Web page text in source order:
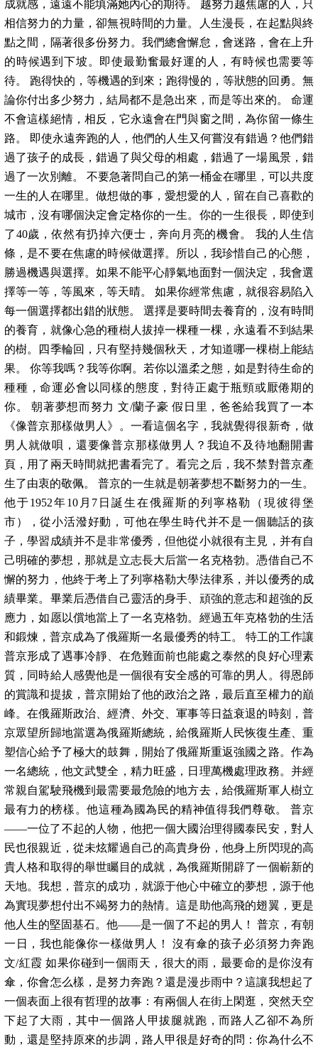
成就感，遠遠不能填滿她內心的期待。 越努力越焦慮的人，只
相信努力的力量，卻無視時間的力量。人生漫長，在起點與終
點之間，隔著很多份努力。我們總會懈怠，會迷路，會在上升
的時候遇到下坡。即使最勤奮最好運的人，有時候也需要等
待。 跑得快的，等機遇的到來；跑得慢的，等狀態的回勇。無
論你付出多少努力，結局都不是急出來，而是等出來的。 命運
不會這樣絕情，相反，它永遠會在門與窗之間，為你留一條生
路。 即使永遠奔跑的人，他們的人生又何嘗沒有錯過？他們錯
過了孩子的成長，錯過了與父母的相處，錯過了一場風景，錯
過了一次別離。 不要急著問自己的第一桶金在哪里，可以共度
一生的人在哪里。做想做的事，愛想愛的人，留在自己喜歡的
城市，沒有哪個決定會定格你的一生。你的一生很長，即使到
了40歲，依然有扔掉六便士，奔向月亮的機會。 我的人生信
條，是不要在焦慮的時候做選擇。所以，我珍惜自己的心態，
勝過機遇與選擇。如果不能平心靜氣地面對一個決定，我會選
擇等一等，等風來，等天晴。 如果你經常焦慮，就很容易陷入
每一個選擇都出錯的狀態。 選擇是要時間去養育的，沒有時間
的養育，就像心急的種樹人拔掉一棵種一棵，永遠看不到結果
的樹。四季輪回，只有堅持幾個秋天，才知道哪一棵樹上能結
果。 你等我嗎？我等你啊。若你以溫柔之態，如是對待生命的
種種，命運必會以同樣的態度，對待正處于瓶頸或厭倦期的
你。 朝著夢想而努力 文/蘭子豪 假日里，爸爸給我買了一本
《像普京那樣做男人》。一看這個名字，我就覺得很新奇，做
男人就做唄，還要像普京那樣做男人？我迫不及待地翻開書
頁，用了兩天時間就把書看完了。看完之后，我不禁對普京產
生了由衷的敬佩。 普京的一生就是朝著夢想不斷努力的一生。
他于1952年10月7日誕生在俄羅斯的列寧格勒（現彼得堡
市），從小活潑好動，可他在學生時代并不是一個聽話的孩
子，學習成績并不是非常優秀，但他從小就很有主見，并有自
己明確的夢想，那就是立志長大后當一名克格勃。憑借自己不
懈的努力，他終于考上了列寧格勒大學法律系，并以優秀的成
績畢業。畢業后憑借自己靈活的身手、頑強的意志和超強的反
應力，如愿以償地當上了一名克格勃。經過五年克格勃的生活
和鍛煉，普京成為了俄羅斯一名最優秀的特工。 特工的工作讓
普京形成了遇事冷靜、在危難面前也能處之泰然的良好心理素
質，同時給人感覺他是一個很有安全感的可靠的男人。得恩師
的賞識和提拔，普京開始了他的政治之路，最后直至權力的巔
峰。在俄羅斯政治、經濟、外交、軍事等日益衰退的時刻，普
京眾望所歸地當選為俄羅斯總統，給俄羅斯人民恢復生產、重
塑信心給予了極大的鼓舞，開始了俄羅斯重返強國之路。作為
一名總統，他文武雙全，精力旺盛，日理萬機處理政務。并經
常親自駕駛飛機到最需要最危險的地方去，給俄羅斯軍人樹立
最有力的榜樣。他這種為國為民的精神值得我們尊敬。 普京
——一位了不起的人物，他把一個大國治理得國泰民安，對人
民也很親近，從未炫耀過自己的高貴身份，他身上所閃現的高
貴人格和取得的舉世矚目的成就，為俄羅斯開辟了一個嶄新的
天地。我想，普京的成功，就源于他心中確立的夢想，源于他
為實現夢想付出不竭努力的熱情。這是助他高飛的翅翼，更是
他人生的堅固基石。他——是一個了不起的男人！ 普京，有朝
一日，我也能像你一樣做男人！ 沒有傘的孩子必須努力奔跑
文/紅霞 如果你碰到一個雨天，很大的雨，最要命的是你沒有
傘，你會怎么樣，是努力奔跑？還是漫步雨中？這讓我想起了
一個表面上很有哲理的故事：有兩個人在街上閑逛，突然天空
下起了大雨，其中一個路人甲拔腿就跑，而路人乙卻不為所
動，還是堅持原來的步調，路人甲很是好奇的問：你為什么不